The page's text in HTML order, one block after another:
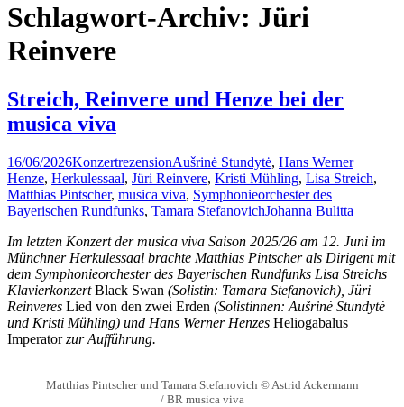
Schlagwort-Archiv: Jüri
Reinvere
Streich, Reinvere und Henze bei der
musica viva
16/06/2026KonzertrezensionAušrinė Stundytė, Hans Werner
Henze, Herkulessaal, Jüri Reinvere, Kristi Mühling, Lisa Streich,
Matthias Pintscher, musica viva, Symphonieorchester des
Bayerischen Rundfunks, Tamara StefanovichJohanna Bulitta
Im letzten Konzert der musica viva Saison 2025/26 am 12. Juni im
Münchner Herkulessaal brachte Matthias Pintscher als Dirigent mit
dem Symphonieorchester des Bayerischen Rundfunks Lisa Streichs
KlavierkonzertBlack Swan (Solistin: Tamara Stefanovich), Jüri
Reinveres Lied von den zwei Erden (Solistinnen: Aušrinė Stundytė
und Kristi Mühling) und Hans Werner Henzes Heliogabalus
Imperatorzur Aufführung.
Matthias Pintscher und Tamara Stefanovich © Astrid Ackermann
/ BR musica viva